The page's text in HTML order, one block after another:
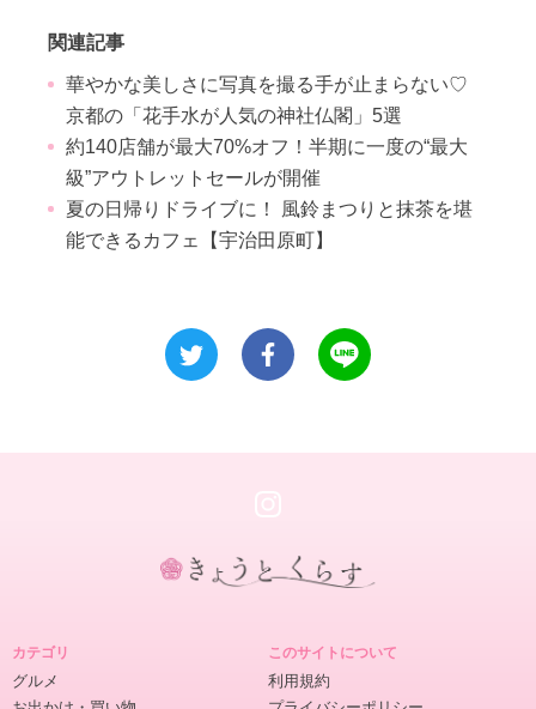
関連記事
華やかな美しさに写真を撮る手が止まらない♡
京都の「花手水が人気の神社仏閣」5選
約140店舗が最大70%オフ！半期に一度の“最大
級”アウトレットセールが開催
夏の日帰りドライブに！ 風鈴まつりと抹茶を堪
能できるカフェ【宇治田原町】
カテゴリ
グルメ
このサイトについて
利用規約